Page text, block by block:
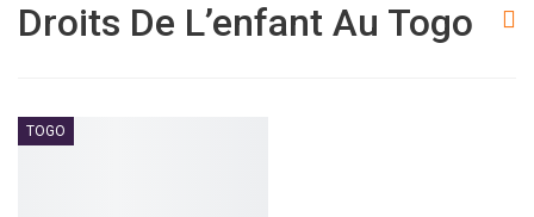
Droits De L’enfant Au Togo
TOGO